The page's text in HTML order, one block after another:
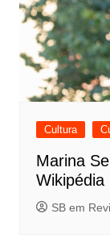
Cultura
Marina
Wikipédia
SB em